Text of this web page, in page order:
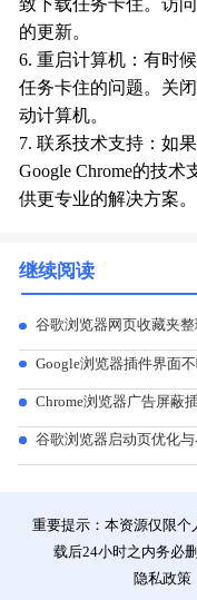
致下载任务卡住。访
的更新。
6. 重启计算机：有时
任务卡住的问题。关
动计算机。
7. 联系技术支持：如
Google Chrome的技
供更专业的解决方案。
继续阅读
谷歌浏览器网页收藏夹
Google浏览器插件界面
Chrome浏览器广告屏蔽
谷歌浏览器启动页优化
重要提示：本资源仅限
载后24小时之内务必
隐私政策